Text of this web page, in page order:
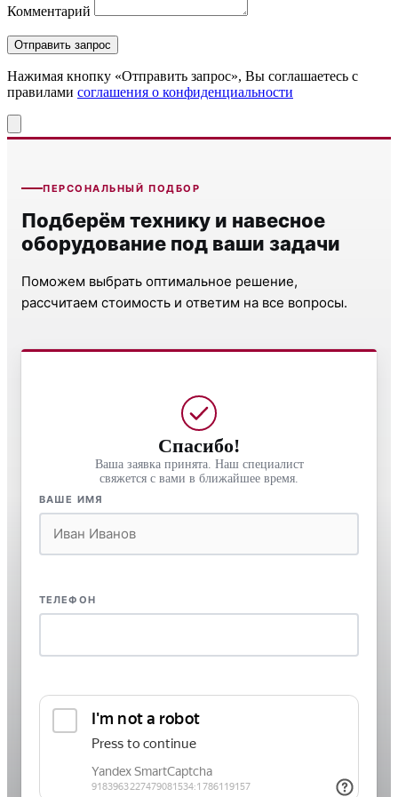
Комментарий
Нажимая кнопку «Отправить запрос», Вы соглашаетесь c
правилами соглашения о конфиденциальности
ПЕРСОНАЛЬНЫЙ ПОДБОР
Подберём технику и навесное
оборудование под ваши задачи
Поможем выбрать оптимальное решение,
рассчитаем стоимость и ответим на все вопросы.
Спасибо!
Ваша заявка принята. Наш специалист
свяжется с вами в ближайшее время.
ВАШЕ ИМЯ
ТЕЛЕФОН